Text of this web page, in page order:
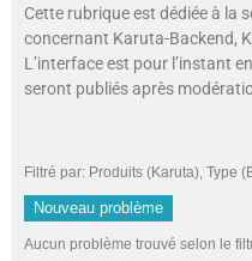
Cette rubrique est dédiée à la
concernant Karuta-Backend,
L’interface est pour l’instant
seront publiés après
Filtré par: Produits (Karuta),
Nouveau problème
Aucun problème trouvé selon le